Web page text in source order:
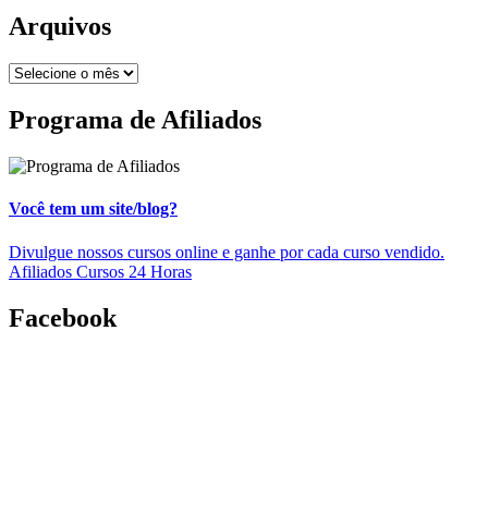
Arquivos
Programa de Afiliados
Você tem um site/blog?
Divulgue nossos cursos online e ganhe por cada curso vendido.
Afiliados Cursos 24 Horas
Facebook